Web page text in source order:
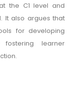
the C1 level and
It also argues that
for developing
learner